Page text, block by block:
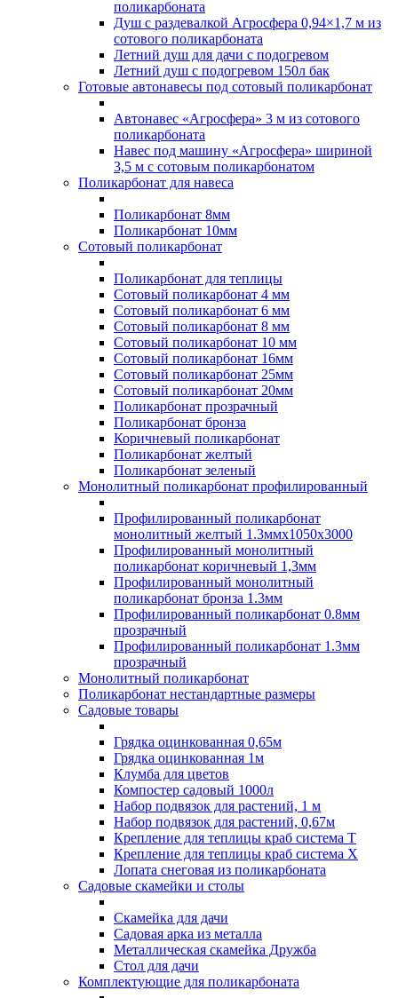
поликарбоната
Душ с раздевалкой Агросфера 0,94×1,7 м из
сотового поликарбоната
Летний душ для дачи с подогревом
Летний душ с подогревом 150л бак
Готовые автонавесы под сотовый поликарбонат
Автонавес «Агросфера» 3 м из сотового
поликарбоната
Навес под машину «Агросфера» шириной
3,5 м с сотовым поликарбонатом
Поликарбонат для навеса
Поликарбонат 8мм
Поликарбонат 10мм
Сотовый поликарбонат
Поликарбонат для теплицы
Сотовый поликарбонат 4 мм
Сотовый поликарбонат 6 мм
Сотовый поликарбонат 8 мм
Сотовый поликарбонат 10 мм
Сотовый поликарбонат 16мм
Сотовый поликарбонат 25мм
Сотовый поликарбонат 20мм
Поликарбонат прозрачный
Поликарбонат бронза
Коричневый поликарбонат
Поликарбонат желтый
Поликарбонат зеленый
Монолитный поликарбонат профилированный
Профилированный поликарбонат
монолитный желтый 1.3ммх1050х3000
Профилированный монолитный
поликарбонат коричневый 1,3мм
Профилированный монолитный
поликарбонат бронза 1.3мм
Профилированный поликарбонат 0.8мм
прозрачный
Профилированный поликарбонат 1.3мм
прозрачный
Монолитный поликарбонат
Поликарбонат нестандартные размеры
Садовые товары
Грядка оцинкованная 0,65м
Грядка оцинкованная 1м
Клумба для цветов
Компостер садовый 1000л
Набор подвязок для растений, 1 м
Набор подвязок для растений, 0,67м
Крепление для теплицы краб система Т
Крепление для теплицы краб система Х
Лопата снеговая из поликарбоната
Садовые скамейки и столы
Скамейка для дачи
Садовая арка из металла
Металлическая скамейка Дружба
Стол для дачи
Комплектующие для поликарбоната